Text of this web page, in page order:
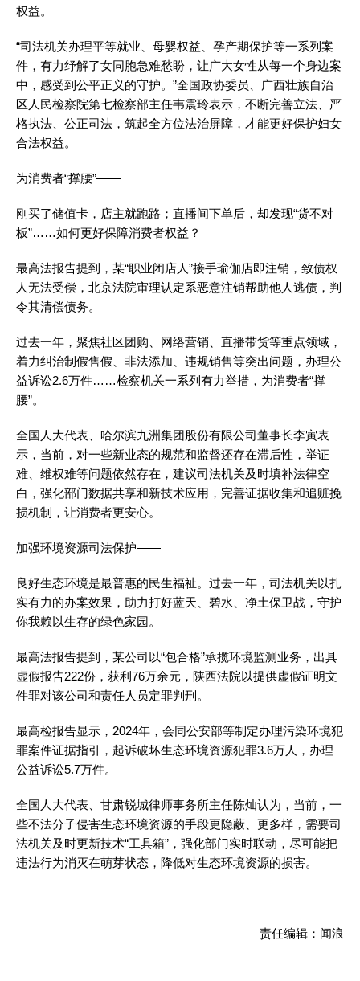
权益。
“司法机关办理平等就业、母婴权益、孕产期保护等一系列案
件，有力纾解了女同胞急难愁盼，让广大女性从每一个身边案
中，感受到公平正义的守护。”全国政协委员、广西壮族自治
区人民检察院第七检察部主任韦震玲表示，不断完善立法、严
格执法、公正司法，筑起全方位法治屏障，才能更好保护妇女
合法权益。
为消费者“撑腰”——
刚买了储值卡，店主就跑路；直播间下单后，却发现“货不对
板”……如何更好保障消费者权益？
最高法报告提到，某“职业闭店人”接手瑜伽店即注销，致债权
人无法受偿，北京法院审理认定系恶意注销帮助他人逃债，判
令其清偿债务。
过去一年，聚焦社区团购、网络营销、直播带货等重点领域，
着力纠治制假售假、非法添加、违规销售等突出问题，办理公
益诉讼2.6万件……检察机关一系列有力举措，为消费者“撑
腰”。
全国人大代表、哈尔滨九洲集团股份有限公司董事长李寅表
示，当前，对一些新业态的规范和监督还存在滞后性，举证
难、维权难等问题依然存在，建议司法机关及时填补法律空
白，强化部门数据共享和新技术应用，完善证据收集和追赃挽
损机制，让消费者更安心。
加强环境资源司法保护——
良好生态环境是最普惠的民生福祉。过去一年，司法机关以扎
实有力的办案效果，助力打好蓝天、碧水、净土保卫战，守护
你我赖以生存的绿色家园。
最高法报告提到，某公司以“包合格”承揽环境监测业务，出具
虚假报告222份，获利76万余元，陕西法院以提供虚假证明文
件罪对该公司和责任人员定罪判刑。
最高检报告显示，2024年，会同公安部等制定办理污染环境犯
罪案件证据指引，起诉破坏生态环境资源犯罪3.6万人，办理
公益诉讼5.7万件。
全国人大代表、甘肃锐城律师事务所主任陈灿认为，当前，一
些不法分子侵害生态环境资源的手段更隐蔽、更多样，需要司
法机关及时更新技术“工具箱”，强化部门实时联动，尽可能把
违法行为消灭在萌芽状态，降低对生态环境资源的损害。
责任编辑：闻浪